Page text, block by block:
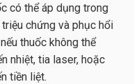
có thể áp dụng trong
chứng và phục hổi
thuốc không thể
nhiệt, tia laser, hoặc
tiền liệt.